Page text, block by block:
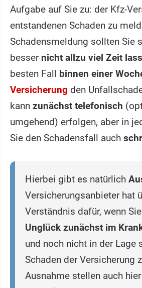
Aufgabe auf Sie zu: der Kfz-
entstandenen Schaden zu
Schadensmeldung sollten Sie
besser nicht allzu viel Zeit
besten Fall binnen einer
Versicherung den
kann zunächst telefonisch
umgehend) erfolgen, aber in
Sie den Schadensfall auch
Hierbei gibt es natürlich
Versicherungsanbieter hat
Verständnis dafür, wenn Sie
Unglück zunächst im
und noch nicht in der Lage
Schaden der Versicherung
Ausnahme stellen auch hier